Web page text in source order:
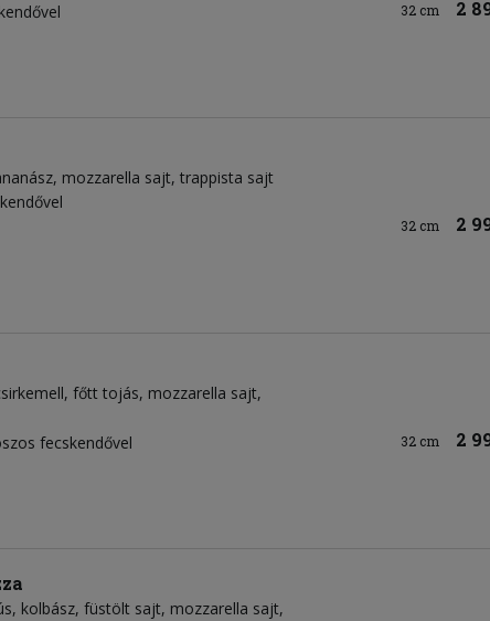
32 cm 2
mozzarella sajt trappista sajt
32 cm 2
főtt tojás mozzarella sajt
fecskendővel
32 cm 2
kolbász füstölt sajt mozzarella sajt